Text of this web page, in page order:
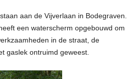
aan de Vijverlaan in Bodegraven.
een waterscherm opgebouwd om
in de straat, de
gaslek ontruimd geweest.